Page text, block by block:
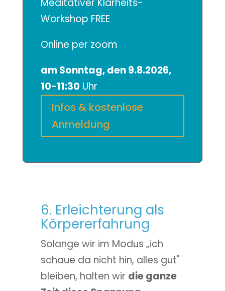
Workshop FREE
Online per zoom
am Sonntag, den 9.8.2026,
10-11:30 Uhr
Infos & kostenlose
Anmeldung
6. Erleichterung als
Körpererfahrung
Solange wir im Modus „ich
schaue da nicht hin, alles gut"
bleiben, halten wir die ganze